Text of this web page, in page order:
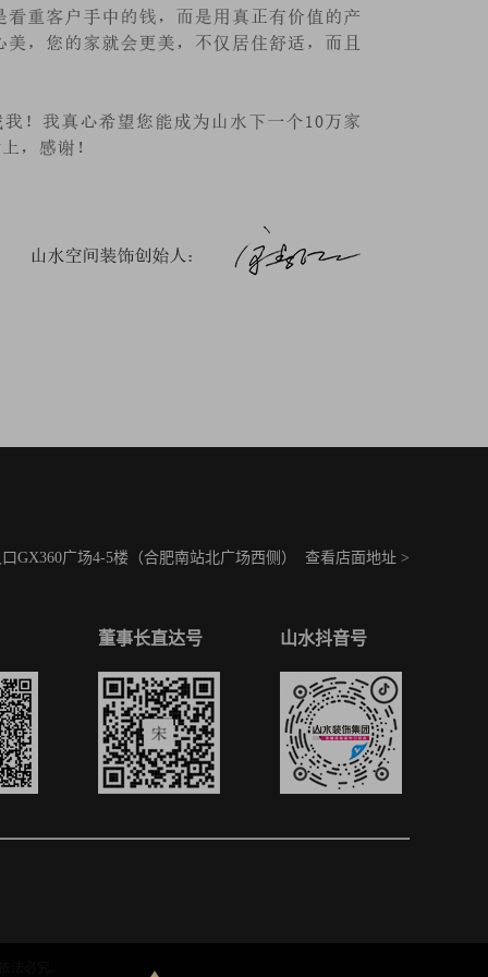
GX360广场4-5楼（合肥南站北广场西侧） 查看店面地址 >
董事长直达号 山水抖音号